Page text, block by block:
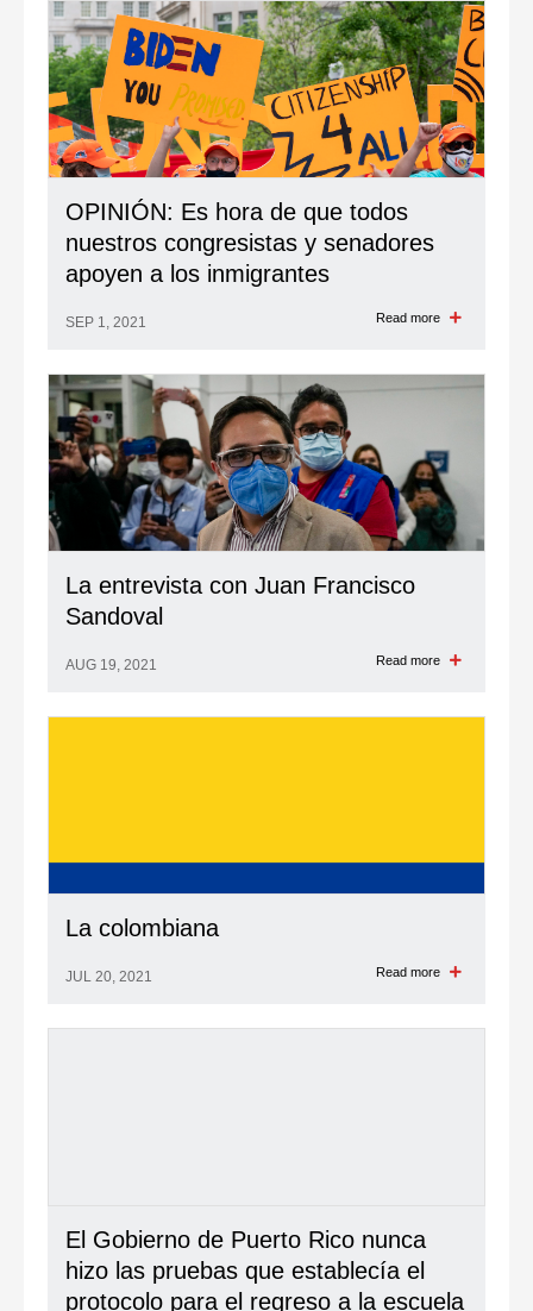
OPINIÓN: Es hora de que todos
nuestros congresistas y senadores
apoyen a los inmigrantes
SEP 1, 2021 Read more
La entrevista con Juan Francisco
Sandoval
AUG 19, 2021 Read more
La colombiana
JUL 20, 2021 Read more
El Gobierno de Puerto Rico nunca
hizo las pruebas que establecía el
protocolo para el regreso a la escuela